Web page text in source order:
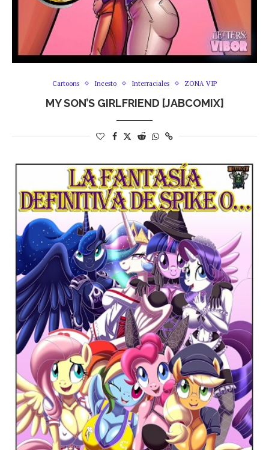
Cartoons Incesto Interraciales ZONA VIP
MY SON’S GIRLFRIEND [JABCOMIX]